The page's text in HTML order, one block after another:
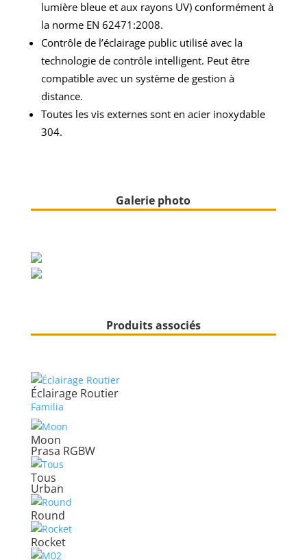
lumière bleue et aux rayons UV) conformément à
la norme EN 62471:2008.
Contrôle de l’éclairage public utilisé avec la
technologie de contrôle intelligent. Peut être
compatible avec un système de gestion à
distance.
Toutes les vis externes sont en acier inoxydable
304.
Galerie photo
Produits associés
Éclairage Routier
Familia
Moon
Prasa RGBW
Tous
Urban
Round
Rocket